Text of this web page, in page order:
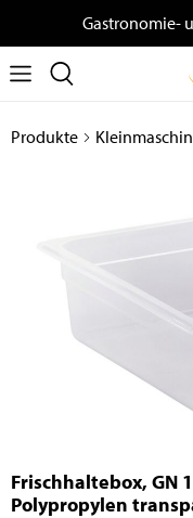
Gastronomie-
Produkte
Frischhaltebox, GN
Polypropylen